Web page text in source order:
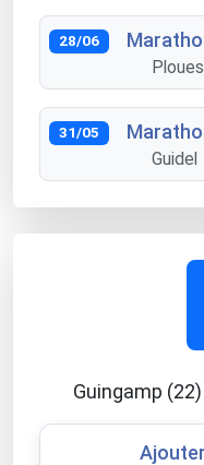
28/06
31/05
Guidel
Guingamp (22)